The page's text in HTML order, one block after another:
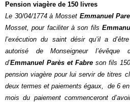
Pension viagère de 150 livres
Le 30/04/1774 à MossetEmmanuel
Mosset, pour faciliter à son fils
l’exécution du saint désir qu’il a
autorisé de Monseigneur l’évêque
d’Emmanuel Parès et Fabre son fils
pension viagère pour lui servir de titres
deux termes et paiements égaux, de 6
mois du paiement commenceront